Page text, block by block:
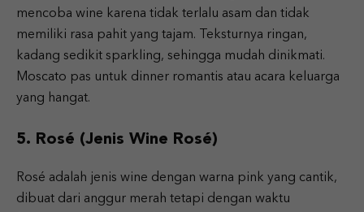
mencoba wine karena tidak terlalu asam dan tidak
memiliki rasa pahit yang tajam. Teksturnya ringan,
kadang sedikit sparkling, sehingga mudah dinikmati.
Moscato pas untuk dinner romantis atau acara keluarga
yang hangat.
5. Rosé (Jenis Wine Rosé)
Rosé adalah jenis wine dengan warna pink yang cantik,
dibuat dari anggur merah tetapi dengan waktu